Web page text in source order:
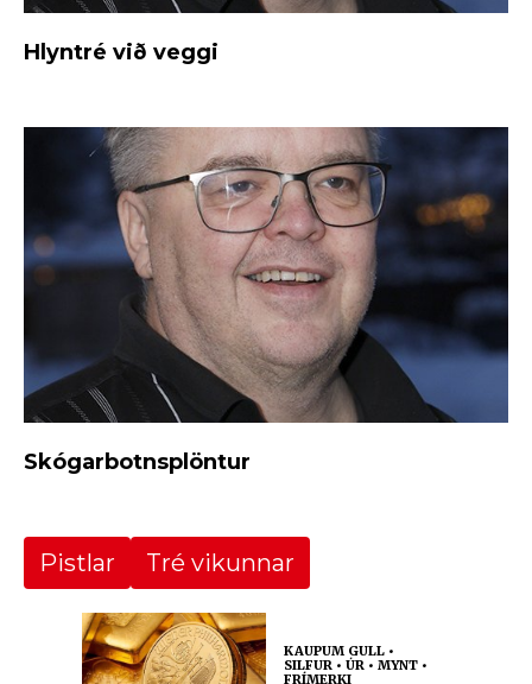
Hlyntré við veggi
Skógarbotnsplöntur
Pistlar Tré vikunnar